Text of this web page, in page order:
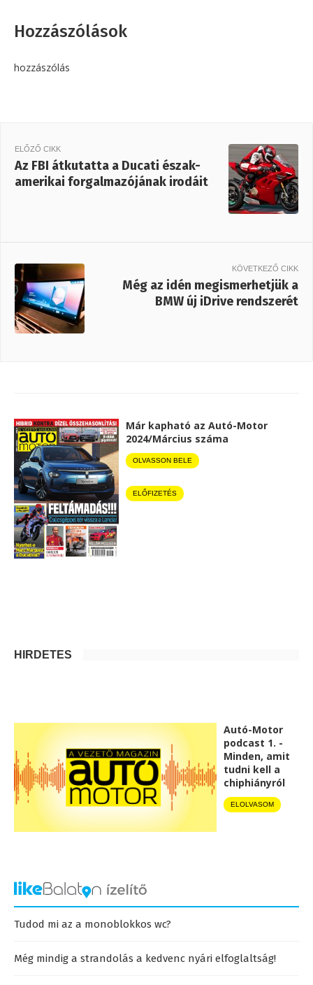
Hozzászólások
hozzászólás
ELŐZŐ CIKK
Az FBI átkutatta a Ducati észak-
amerikai forgalmazójának irodáit
KÖVETKEZŐ CIKK
Még az idén megismerhetjük a
BMW új iDrive rendszerét
Már kapható az Autó-Motor
2024/Március száma
OLVASSON BELE
ELŐFIZETÉS
HIRDETÉS
Autó-Motor
podcast 1. -
Minden, amit
tudni kell a
chiphiányról
ELOLVASOM
Tudod mi az a monoblokkos wc?
Még mindig a strandolás a kedvenc nyári elfoglaltság!